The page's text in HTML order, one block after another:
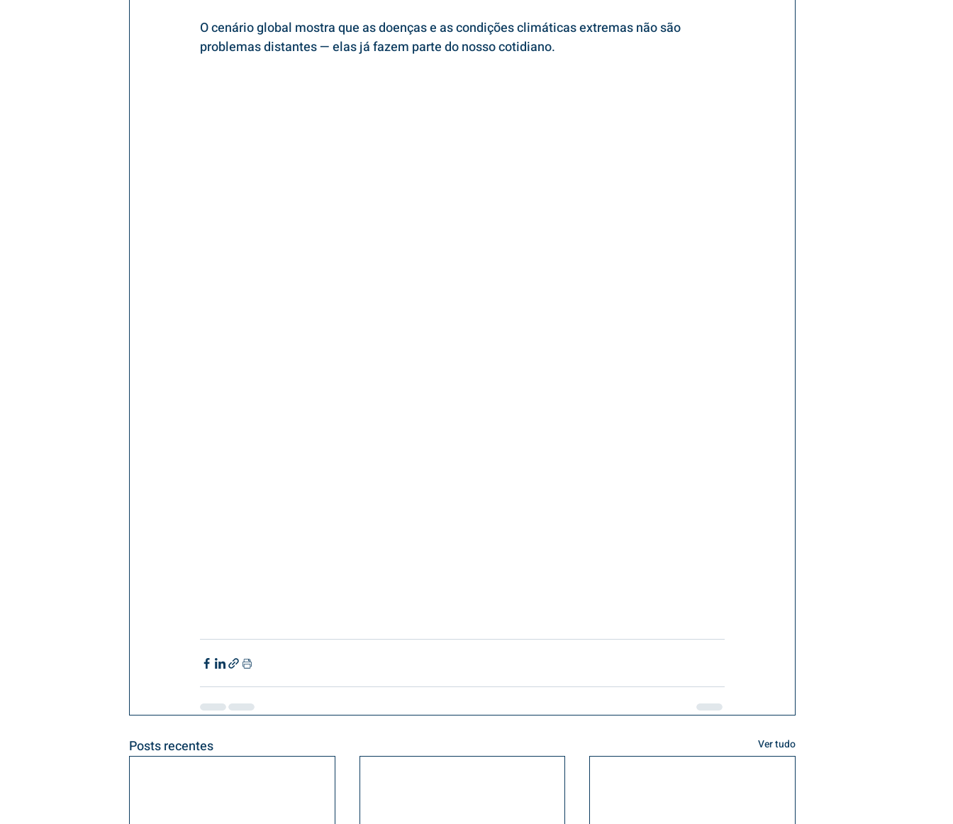
O cenário global mostra que as doenças e as condições climáticas extremas não são
problemas distantes — elas já fazem parte do nosso cotidiano.
Posts recentes Ver tudo